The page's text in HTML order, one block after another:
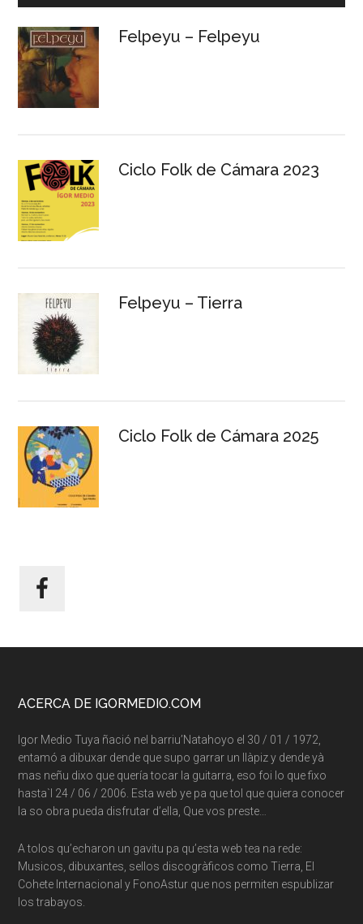
Felpeyu – Felpeyu
Ciclo Folk de Cámara 2023
Felpeyu – Tierra
Ciclo Folk de Cámara 2025
Footer
ACERCA DE IGORMEDIO.COM
Igor Medio Tuya ñació nel barriu’Natahoyo el 30 / 01 / 1972,
entamó a dibuxar dende que supo garrar un llàpiz y dende yà
mas neñu dixo que quería tocar la guitarra, eso foi lo que fixo
hasta`l 24 / 06 / 2006. Esta web ye pa que tol que quiera conocer
la so obra pueda disfrutar d’ella, Que vos preste…
A tolos qu’echaron un gavitu pa qu’esta web tea na rede:
Musicos, dibuxantes, sellos discogràficos como Tierra, El
Cohete Internacional y FonoAstur que nos permiten espublizar
los trabayos.